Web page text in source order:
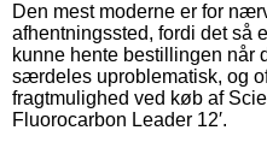
Den mest moderne er for
afhentningssted, fordi det så
kunne hente bestillingen når
særdeles uproblematisk, og
fragtmulighed ved køb af
Fluorocarbon Leader 12′.